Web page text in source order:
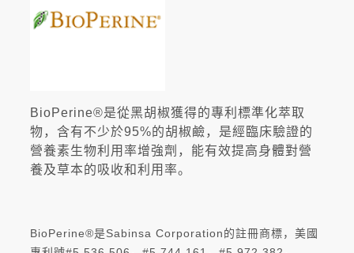
BioPerine®是從黑胡椒獲得的專利標準化萃取
物，含有不少於95%的胡椒鹼，是經臨床驗證的
營養素生物利用率增強劑，能有效提高身體對營
養及草本的吸收和利用率。
BioPerine®是Sabinsa Corporation的註冊商標，美國